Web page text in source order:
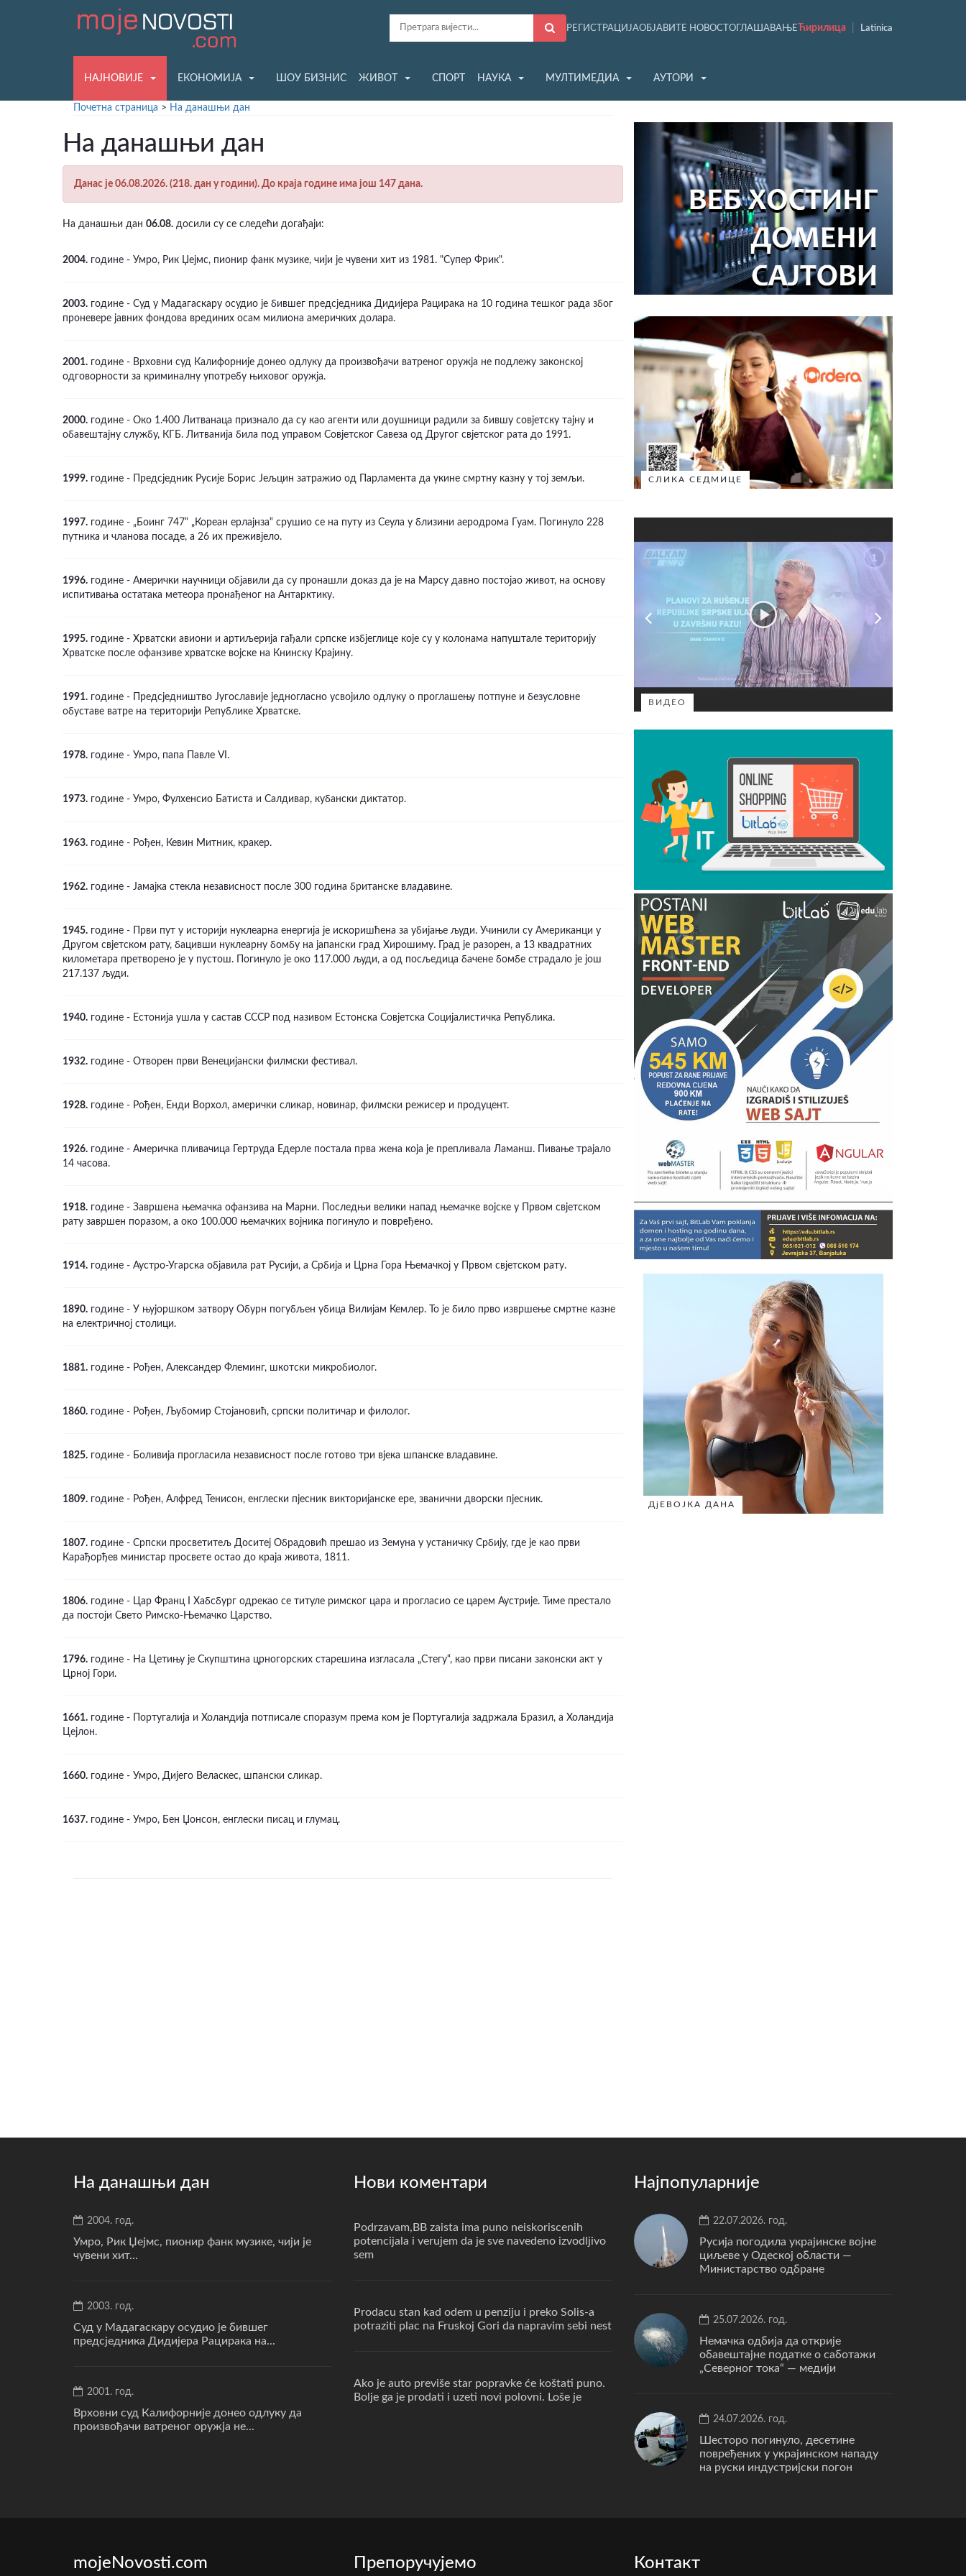
РЕГИСТРАЦИЈАОБЈАВИТЕ НОВОСТ ОГЛАШАВАЊЕ Ћирилица Latinica
НАЈНОВИЈЕ ЕКОНОМИЈА ШОУ БИЗНИС ЖИВОТ СПОРТ НАУКА МУЛТИМЕДИА АУТОРИ
Почетна страница > На данашњи дан
На данашњи дан
Данас је 06.08.2026. (218. дан у години). До краја године има још 147 дана.
На данашњи дан 06.08. досили су се следећи догађаји:
2004. године - Умро, Рик Џејмс, пионир фанк музике, чији је чувени хит из 1981. "Супер Фрик".
2003. године - Суд у Мадагаскару осудио је бившег предсједника Дидијера Рацирака на 10 година тешког рада због
проневере јавних фондова врединих осам милиона америчких долара.
2001. године - Врховни суд Калифорније донео одлуку да произвођачи ватреног оружја не подлежу законској
одговорности за криминалну употребу њиховог оружја.
2000. године - Око 1.400 Литванаца признало да су као агенти или доушници радили за бившу совјетску тајну и
обавештајну службу, КГБ. Литванија била под управом Совјетског Савеза од Другог свјетског рата до 1991.
1999. године - Предсједник Русије Борис Јељцин затражио од Парламента да укине смртну казну у тој земљи.
1997. године - „Боинг 747“ „Кореан ерлајнза“ срушио се на путу из Сеула у близини аеродрома Гуам. Погинуло 228
путника и чланова посаде, а 26 их преживјело.
1996. године - Амерички научници објавили да су пронашли доказ да је на Марсу давно постојао живот, на основу
испитивања остатака метеора пронађеног на Антарктику.
1995. године - Хрватски авиони и артиљерија гађали српске избјеглице које су у колонама напуштале територију
Хрватске после офанзиве хрватске војске на Книнску Крајину.
1991. године - Предсједништво Југославије једногласно усвојило одлуку о проглашењу потпуне и безусловне
обуставе ватре на територији Републике Хрватске.
1978. године - Умро, папа Павле VI.
1973. године - Умро, Фулхенсио Батиста и Салдивар, кубански диктатор.
1963. године - Рођен, Кевин Митник, кракер.
1962. године - Јамајка стекла независност после 300 година британске владавине.
1945. године - Први пут у историји нуклеарна енергија је искоришћена за убијање људи. Учинили су Американци у
Другом свјетском рату, бацивши нуклеарну бомбу на јапански град Хирошиму. Град је разорен, а 13 квадратних
километара претворено је у пустош. Погинуло је око 117.000 људи, а од посљедица бачене бомбе страдало је још
217.137 људи.
1940. године - Естонија ушла у састав СССР под називом Естонска Совјетска Социјалистичка Република.
1932. године - Отворен први Венецијански филмски фестивал.
1928. године - Рођен, Енди Ворхол, амерички сликар, новинар, филмски режисер и продуцент.
1926. године - Америчка пливачица Гертруда Едерле постала прва жена која је препливала Ламанш. Пивање трајало
14 часова.
1918. године - Завршена њемачка офанзива на Марни. Последњи велики напад њемачке војске у Првом свјетском
рату завршен поразом, а око 100.000 њемачких војника погинуло и повређено.
1914. године - Аустро-Угарска објавила рат Русији, а Србија и Црна Гора Њемачкој у Првом свјетском рату.
1890. године - У њујоршком затвору Обурн погубљен убица Вилијам Кемлер. То је било прво извршење смртне казне
на електричној столици.
1881. године - Рођен, Александер Флеминг, шкотски микробиолог.
1860. године - Рођен, Љубомир Стојановић, српски политичар и филолог.
1825. године - Боливија прогласила независност после готово три вјека шпанске владавине.
1809. године - Рођен, Алфред Тенисон, енглески пјесник викторијанске ере, званични дворски пјесник.
1807. године - Српски просветитељ Доситеј Обрадовић прешао из Земуна у устаничку Србију, где је као први
Карађорђев министар просвете остао до краја живота, 1811.
1806. године - Цар Франц I Хабсбург одрекао се титуле римског цара и прогласио се царем Аустрије. Тиме престало
да постоји Свето Римско-Њемачко Царство.
1796. године - На Цетињу је Скупштина црногорских старешина изгласала „Стегу“, као први писани законски акт у
Црној Гори.
1661. године - Португалија и Холандија потписале споразум према ком јe Португалија задржала Бразил, а Холандија
Цејлон.
1660. године - Умро, Дијего Веласкес, шпански сликар.
1637. године - Умро, Бен Џонсон, енглески писац и глумац.
СЛИКА СЕДМИЦЕ
ВИДЕО ВИДЕО ВИДЕО
ДјЕВОЈКА ДАНА
На данашњи дан
2004. год.
Умро, Рик Џејмс, пионир фанк музике, чији је
чувени хит...
2003. год.
Суд у Мадагаскару осудио је бившег
предсједника Дидијера Рацирака на...
2001. год.
Врховни суд Калифорније донео одлуку да
произвођачи ватреног оружја не...
Нови коментари
Podrzavam,BB zaista ima puno neiskoriscenih
potencijala i verujem da je sve navedeno izvodljivo
sem
Prodacu stan kad odem u penziju i preko Solis-a
potraziti plac na Fruskoj Gori da napravim sebi nest
Ako je auto previše star popravke će koštati puno.
Bolje ga je prodati i uzeti novi polovni. Loše je
Најпопуларније
22.07.2026. год.
Русија погодила украјинске војне
циљеве у Одеској области —
Министарство одбране
25.07.2026. год.
Немачка одбија да открије
обавештајне податке о саботажи
„Северног тока“ — медији
24.07.2026. год.
Шесторо погинуло, десетине
повређених у украјинском нападу
на руски индустријски погон
mojeNovosti.com Препоручујемо Контакт